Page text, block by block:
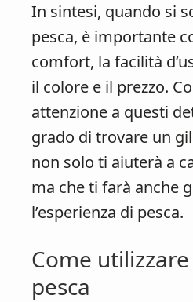
In sintesi, quando si
pesca, è importante
comfort, la facilità
il colore e il prezzo.
attenzione a questi
grado di trovare un
non solo ti aiuterà a
ma che ti farà anche
l’esperienza di pesca.
Come
pesca